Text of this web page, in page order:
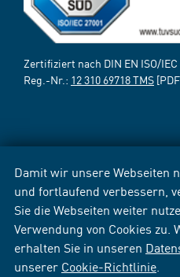
Damit wir unsere Webseiten
und fortlaufend verbessern,
Sie die Webseiten weiter
Verwendung von Cookies zu.
erhalten Sie in unseren
unserer Cookie-Richtlinie
Zertifiziert nach DIN EN ISO/
Reg.-Nr.: 12 310 69718 TMS